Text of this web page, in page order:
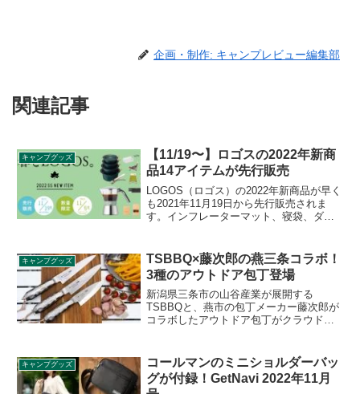
企画・制作: キャンプレビュー編集部
関連記事
キャンプグッズ
【11/19〜】ロゴスの2022年新商
品14アイテムが先行販売
LOGOS（ロゴス）の2022年新商品が早く
も2021年11月19日から先行販売されま
す。インフレーターマット、寝袋、ダッ
細をレビューします。
キャンプグッズ
TSBBQ×藤次郎の燕三条コラボ！
3種のアウトドア包丁登場
新潟県三条市の山谷産業が展開する
TSBBQと、燕市の包丁メーカー藤次郎が
コラボしたアウトドア包丁がクラウドフ
いやすい本格的な包丁となっており、売
り切れ必須の予感がします。詳細をレビ
ューします。
キャンプグッズ
コールマンのミニショルダーバッ
グが付録！GetNavi 2022年11月